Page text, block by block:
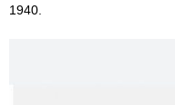
1940.